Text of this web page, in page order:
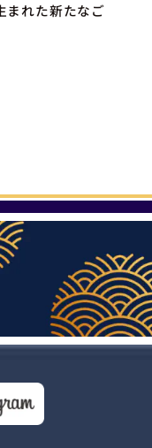
れた新たなご